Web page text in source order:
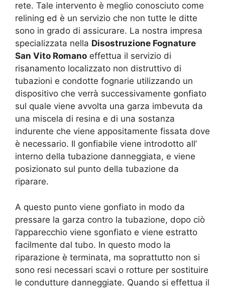
rete. Tale intervento è meglio conosciuto come
relining ed è un servizio che non tutte le ditte
sono in grado di assicurare. La nostra impresa
specializzata nella Disostruzione Fognature
San Vito Romano effettua il servizio di
risanamento localizzato non distruttivo di
tubazioni e condotte fognarie utilizzando un
dispositivo che verrà successivamente gonfiato
sul quale viene avvolta una garza imbevuta da
una miscela di resina e di una sostanza
indurente che viene appositamente fissata dove
è necessario. Il gonfiabile viene introdotto all’
interno della tubazione danneggiata, e viene
posizionato sul punto della tubazione da
riparare.
A questo punto viene gonfiato in modo da
pressare la garza contro la tubazione, dopo ciò
l’apparecchio viene sgonfiato e viene estratto
facilmente dal tubo. In questo modo la
riparazione è terminata, ma soprattutto non si
sono resi necessari scavi o rotture per sostituire
le condutture danneggiate. Quando si effettua il